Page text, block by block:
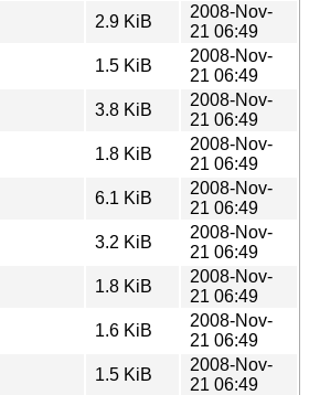
2.9 KiB
2008-Nov-
21 06:49
1.5 KiB
2008-Nov-
21 06:49
3.8 KiB
2008-Nov-
21 06:49
1.8 KiB
2008-Nov-
21 06:49
6.1 KiB
2008-Nov-
21 06:49
3.2 KiB
2008-Nov-
21 06:49
1.8 KiB
2008-Nov-
21 06:49
1.6 KiB
2008-Nov-
21 06:49
1.5 KiB
2008-Nov-
21 06:49